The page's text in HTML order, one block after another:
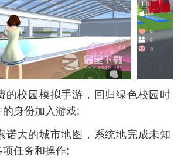
的校园模拟手游，回归绿色校园时
身份加入游戏;
诺大的城市地图，系统地完成未知
任务和操作;